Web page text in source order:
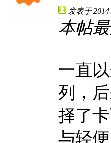
发表于
本帖
一直
列，
择了
与轻